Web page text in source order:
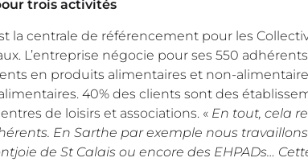
trois activités
la centrale de référencement pour les
L’entreprise négocie pour ses 550
en produits alimentaires et non-
40% des clients sont des
de loisirs et associations. « En tout, cela
En Sarthe par exemple nous
de St Calais ou encore des EHPADs…